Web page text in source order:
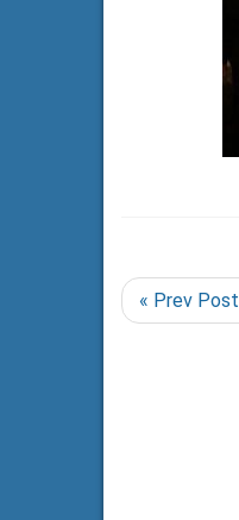
« Prev Post